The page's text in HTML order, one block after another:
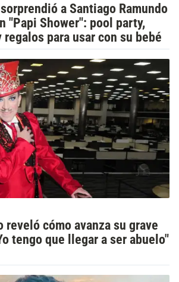
a Santiago Ramundo
"Papi Shower": pool party,
para usar con su bebé
reveló cómo avanza su grave
tengo que llegar a ser abuelo"